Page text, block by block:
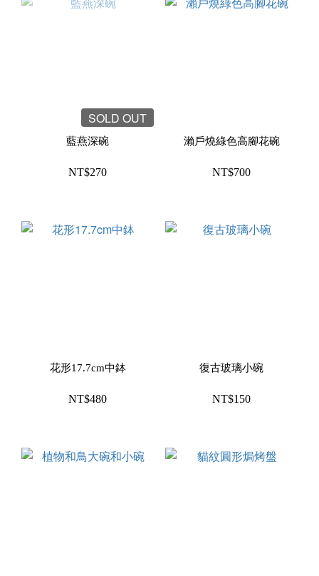
SOLD OUT
藍燕深碗
NT$270
瀨戶燒綠色高腳花碗
NT$700
花形17.7cm中鉢
NT$480
復古玻璃小碗
NT$150